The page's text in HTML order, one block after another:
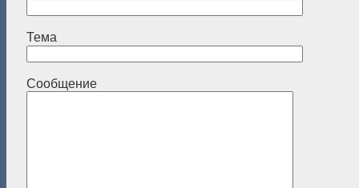
Тема
Сообщение